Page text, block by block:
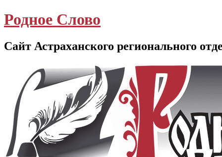
Родное Слово
Сайт Астраханского регионального